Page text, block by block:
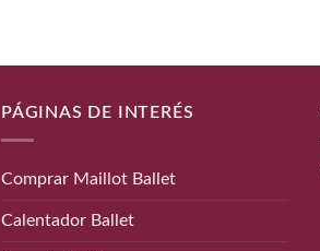
PÁGINAS DE INTERÉS
Comprar Maillot Ballet
Calentador Ballet